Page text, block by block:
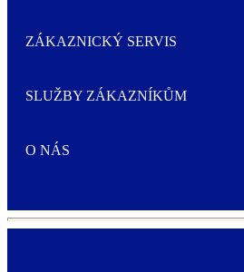
ZÁKAZNICKÝ SERVIS
SLUŽBY ZÁKAZNÍKŮM
O NÁS